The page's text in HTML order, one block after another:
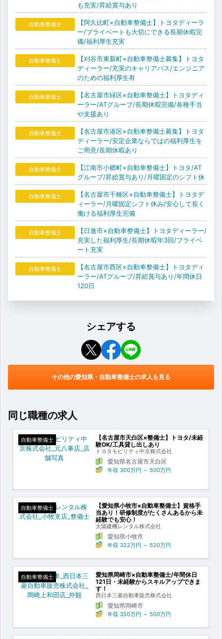
も充実/昇給賞与あり
自動車整備士
【阿久比町×自動車整備士】トヨタディーラ
ー/プライベートも大切にできる長期休暇完
備/福利厚生充実
自動車整備士
【刈谷市東新町×自動車整備士募集】トヨタ
ディーラー/充実のキャリアパス/エンジニア
のための福利厚生有
自動車整備士
【名古屋市緑区×自動車整備士】トヨタディ
ーラー/ATグループ/長期休暇完備/各種手当
や支援あり
自動車整備士
【名古屋市港区×自動車整備士募集】トヨタ
ディーラー/安定企業ならではの福利厚生を
ご用意/長期休暇あり
自動車整備士
【江南市小郷町×自動車整備士】トヨタ/AT
グループ/昇給賞与あり/月曜固定のシフト休
自動車整備士
【名古屋市千種区×自動車整備士】トヨタデ
ィーラー/月曜固定シフト休み/安心して長く
働ける福利厚生完備
自動車整備士
【日進市×自動車整備士】トヨタディーラー/
充実した福利厚生/長期休暇年3回/プライベ
ート充実
自動車整備士
【名古屋市西区×自動車整備士】トヨタディ
ーラー/ATグループ/昇給賞与あり/年間休日
120日
シェアする
その他の愛知県・自動車整備士の求人を見る
同じ職種の求人
自動車整備士
【名古屋市天白区×整備士】トヨタ/未経
験OK/工具貸し出しあり
トヨタモビリティ中京株式会社
愛知県名古屋市天白区
年収 300万円 ～ 500万円
自動車整備士
【愛知県小牧市×自動車整備士】資格手
当あり！研修制度がたくさんあるから未
経験でも安心！
太陽建機レンタル株式会社
愛知県小牧市
年収 322万円 ～ 520万円
自動車整備士
愛知県岡崎市×自動車整備士/年間休日
121日・未経験からスキルアップできま
す！
西日本三菱自動車販売株式会社
愛知県岡崎市
年収 350万円 ～ 500万円